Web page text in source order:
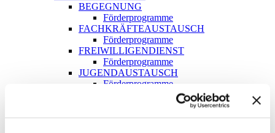
BEGEGNUNG
Förderprogramme
FACHKRÄFTEAUSTAUSCH
Förderprogramme
FREIWILLIGENDIENST
Förderprogramme
JUGENDAUSTAUSCH
Förderprogramme
KINDER- UND JUGENDREISE
PRAKTIKUM